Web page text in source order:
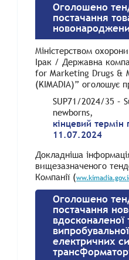
Оголошено
постачання
Міністерством
Ірак / Державна
for Marketing Drugs &
(KIMADIA)” оголошує
SUP71/2024/35 –
newborns,
кінцевий термін
11.07.2024
Докладніша
вищезазначеного
Компанії (
Оголошено
постачання
вдосконаленої
електричних